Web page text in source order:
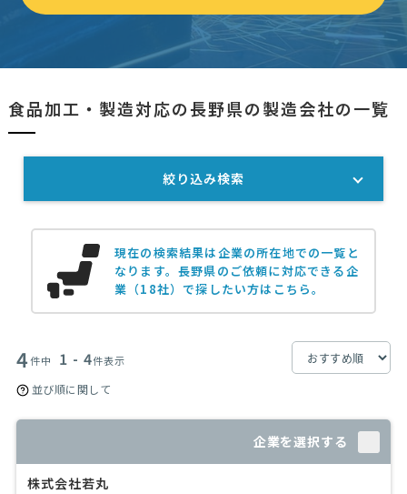
食品加工・製造対応の長野県の製造会社の一覧
現在の検索結果は企業の所在地での一覧と
なります。長野県のご依頼に対応できる企
業（18社）で探したい方はこちら。
4件中 1 - 4件表示
並び順に関して
企業を選択する
株式会社若丸
絞り込み検索